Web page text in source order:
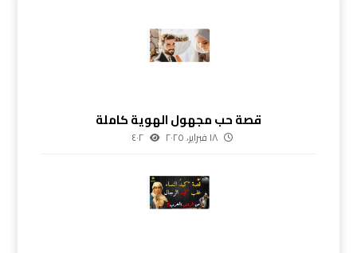
قصة حب مجهول الهوية كاملة
١٨ فبراير، ٢٠٢٥ ٤٠٢